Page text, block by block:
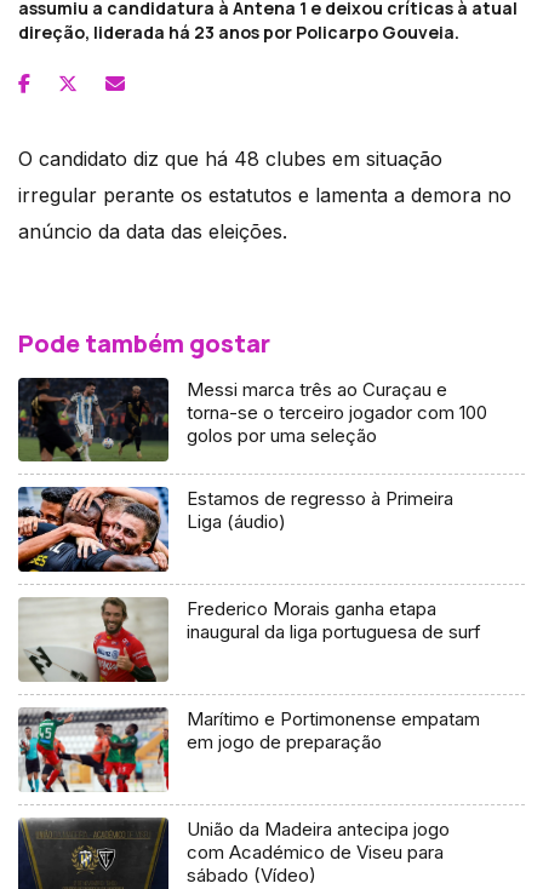
assumiu a candidatura à Antena 1 e deixou críticas à atual
direção, liderada há 23 anos por Policarpo Gouveia.
O candidato diz que há 48 clubes em situação
irregular perante os estatutos e lamenta a demora no
anúncio da data das eleições.
Pode também gostar
Messi marca três ao Curaçau e
torna-se o terceiro jogador com 100
golos por uma seleção
Estamos de regresso à Primeira
Liga (áudio)
Frederico Morais ganha etapa
inaugural da liga portuguesa de surf
Marítimo e Portimonense empatam
em jogo de preparação
União da Madeira antecipa jogo
com Académico de Viseu para
sábado (Vídeo)